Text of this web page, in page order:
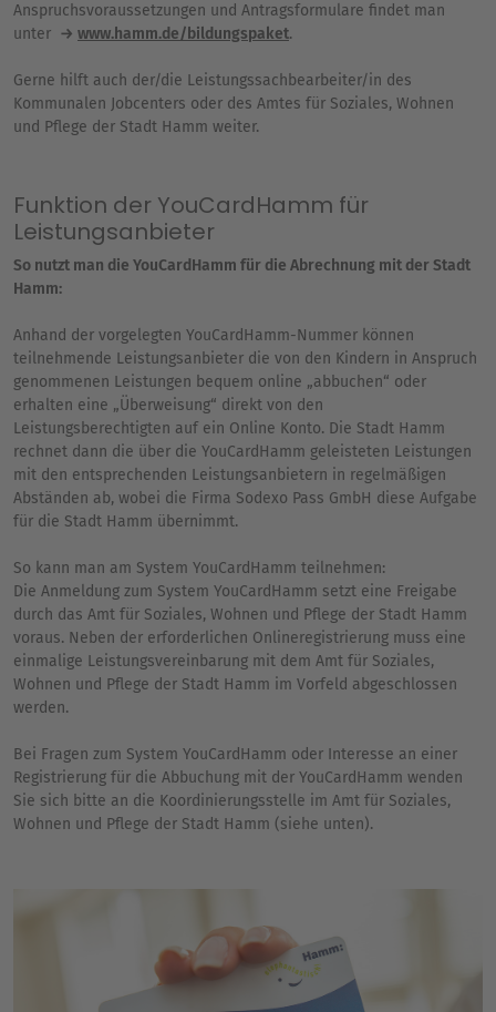
Anspruchsvoraussetzungen und Antragsformulare findet man
unter
www.hamm.de/bildungspaket.
Gerne hilft auch der/die Leistungssachbearbeiter/in des
Kommunalen Jobcenters oder des Amtes für Soziales, Wohnen
und Pflege der Stadt Hamm weiter.
Funktion der YouCardHamm für
Leistungsanbieter
So nutzt man die YouCardHamm für die Abrechnung mit der Stadt
Hamm:
Anhand der vorgelegten YouCardHamm-Nummer können
teilnehmende Leistungsanbieter die von den Kindern in Anspruch
genommenen Leistungen bequem online „abbuchen“ oder
erhalten eine „Überweisung“ direkt von den
Leistungsberechtigten auf ein Online Konto. Die Stadt Hamm
rechnet dann die über die YouCardHamm geleisteten Leistungen
mit den entsprechenden Leistungsanbietern in regelmäßigen
Abständen ab, wobei die Firma Sodexo Pass GmbH diese Aufgabe
für die Stadt Hamm übernimmt.
So kann man am System YouCardHamm teilnehmen:
Die Anmeldung zum System YouCardHamm setzt eine Freigabe
durch das Amt für Soziales, Wohnen und Pflege der Stadt Hamm
voraus. Neben der erforderlichen Onlineregistrierung muss eine
einmalige Leistungsvereinbarung mit dem Amt für Soziales,
Wohnen und Pflege der Stadt Hamm im Vorfeld abgeschlossen
werden.
Bei Fragen zum System YouCardHamm oder Interesse an einer
Registrierung für die Abbuchung mit der YouCardHamm wenden
Sie sich bitte an die Koordinierungsstelle im Amt für Soziales,
Wohnen und Pflege der Stadt Hamm (siehe unten).